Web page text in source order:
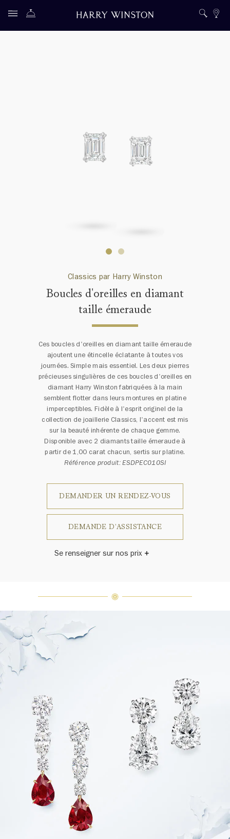
Classics par Harry Winston
Boucles d'oreilles en diamant
taille émeraude
Ces boucles d'oreilles en diamant taille émeraude
ajoutent une étincelle éclatante à toutes vos
journées. Simple mais essentiel. Les deux pierres
précieuses singulières de ces boucles d'oreilles en
diamant Harry Winston fabriquées à la main
semblent flotter dans leurs montures en platine
imperceptibles. Fidèle à l'esprit originel de la
collection de joaillerie Classics, l'accent est mis
sur la beauté inhérente de chaque gemme.
Disponible avec 2 diamants taille émeraude à
partir de 1,00 carat chacun, sertis sur platine.
Référence produit: ESDPEC010SI
DEMANDER UN RENDEZ-VOUS
DEMANDE D'ASSISTANCE
Se renseigner sur nos prix
Maison Harry Winston présente un
uniques et de pierres précieuses, le
poids en carats et la quantité de
pierres peuvent varier légèrement
d'une pièce à l'autre. Pour obtenir